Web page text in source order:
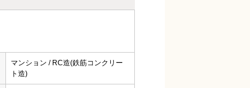
マンション / RC造(鉄筋コンクリー
ト造)